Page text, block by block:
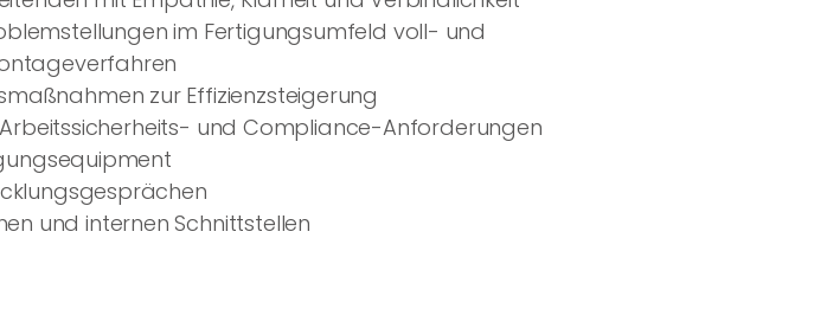
im Fertigungsumfeld voll- und
zur Effizienzsteigerung
und Compliance-Anforderungen
und internen Schnittstellen